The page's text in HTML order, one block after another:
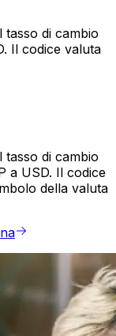
tasso di cambio
Il codice valuta
tasso di cambio
a USD. Il codice
della valuta